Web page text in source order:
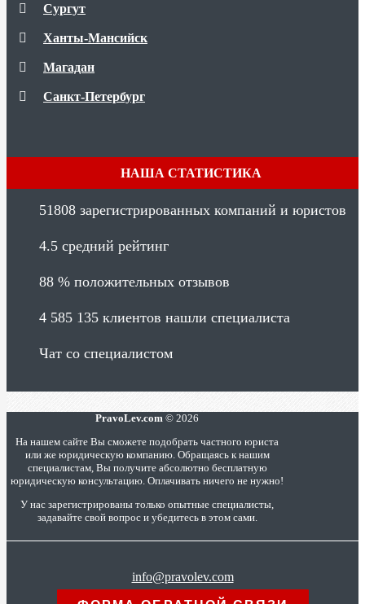
Сургут
Ханты-Мансийск
Магадан
Санкт-Петербург
НАША СТАТИСТИКА
51808 зарегистрированных компаний и юристов
4.5 средний рейтинг
88 % положительных отзывов
4 585 135 клиентов нашли специалиста
Чат со специалистом
PravoLev.com © 2026
На нашем сайте Вы сможете подобрать частного юриста
или же юридическую компанию. Обращаясь к нашим
специалистам, Вы получите абсолютно бесплатную
юридическую консультацию. Оплачивать ничего не нужно!
У нас зарегистрированы только опытные специалисты,
задавайте свой вопрос и убедитесь в этом сами.
info@pravolev.com